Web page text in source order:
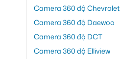
Camera 360 độ Chevrolet
Camera 360 độ Daewoo
Camera 360 độ DCT
Camera 360 độ Elliview